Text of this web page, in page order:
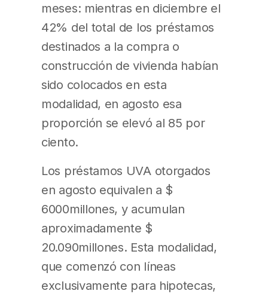
meses: mientras en diciembre el
42% del total de los préstamos
destinados a la compra o
construcción de vivienda habían
sido colocados en esta
modalidad, en agosto esa
proporción se elevó al 85 por
ciento.
Los préstamos UVA otorgados
en agosto equivalen a $
6000millones, y acumulan
aproximadamente $
20.090millones. Esta modalidad,
que comenzó con líneas
exclusivamente para hipotecas,